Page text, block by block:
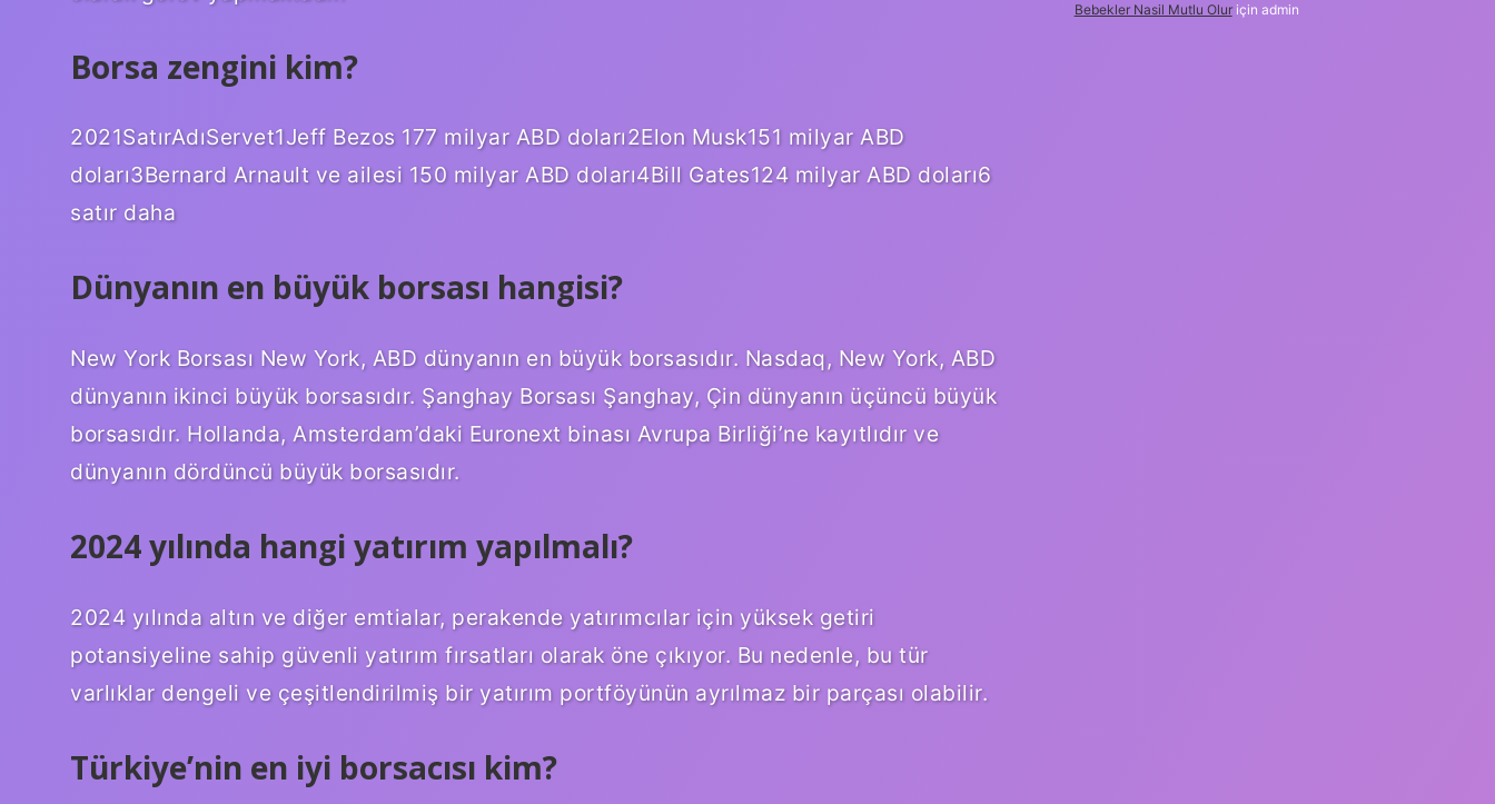
Borsa zengini kim?
2021SatırAdıServet1Jeff Bezos 177 milyar ABD doları2Elon Musk151 milyar ABD
doları3Bernard Arnault ve ailesi 150 milyar ABD doları4Bill Gates124 milyar ABD doları6
satır daha
Dünyanın en büyük borsası hangisi?
New York Borsası New York, ABD dünyanın en büyük borsasıdır. Nasdaq, New York, ABD
dünyanın ikinci büyük borsasıdır. Şanghay Borsası Şanghay, Çin dünyanın üçüncü büyük
borsasıdır. Hollanda, Amsterdam’daki Euronext binası Avrupa Birliği’ne kayıtlıdır ve
dünyanın dördüncü büyük borsasıdır.
2024 yılında hangi yatırım yapılmalı?
2024 yılında altın ve diğer emtialar, perakende yatırımcılar için yüksek getiri
potansiyeline sahip güvenli yatırım fırsatları olarak öne çıkıyor. Bu nedenle, bu tür
varlıklar dengeli ve çeşitlendirilmiş bir yatırım portföyünün ayrılmaz bir parçası olabilir.
Türkiye’nin en iyi borsacısı kim?
Bebekler Nasil Mutlu Oluriçin admin